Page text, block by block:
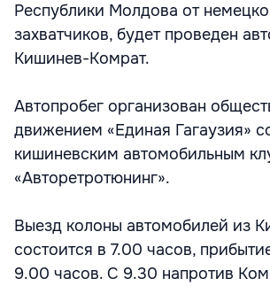
Республики Молдова от
захватчиков, будет проведен
Кишинев-Комрат.
Автопробег организован
движением «Единая Гагаузия»
кишиневским автомобильным
«Авторетротюнинг».
Выезд колоны автомобилей из
состоится в 7.00 часов,
9.00 часов. С 9.30 напротив